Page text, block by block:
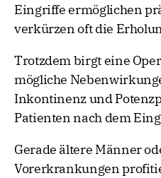
Eingriffe ermöglichen
verkürzen oft die
Trotzdem birgt eine
mögliche
Inkontinenz und
Patienten nach dem
Gerade ältere Männer
Vorerkrankungen